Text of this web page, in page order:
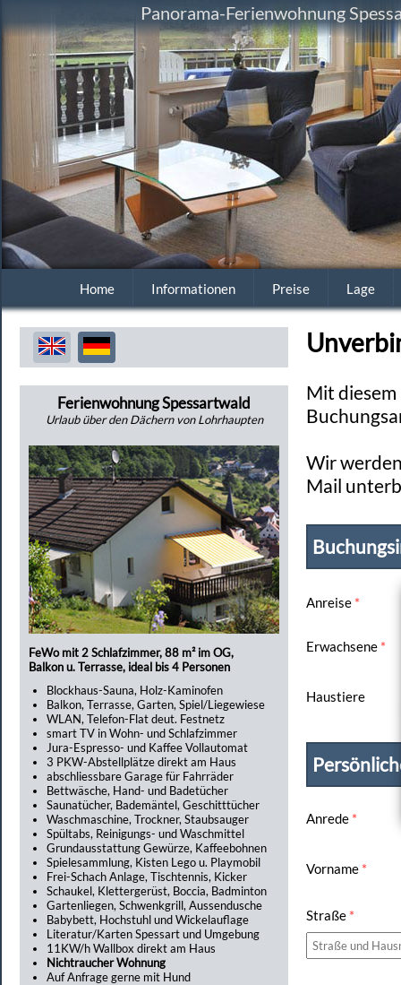
Panorama-Ferienwohnung
Home Informationen Preise Lage
Ferienwohnung Spessartwald
Urlaub über den Dächern von Lohrhaupten
FeWo mit 2 Schlafzimmer, 88 m² im OG,
Balkon u. Terrasse, ideal bis 4 Personen
Blockhaus-Sauna, Holz-Kaminofen
Balkon, Terrasse, Garten, Spiel/Liegewiese
WLAN, Telefon-Flat deut. Festnetz
smart TV in Wohn- und Schlafzimmer
Jura-Espresso- und Kaffee Vollautomat
3 PKW-Abstellplätze direkt am Haus
abschliessbare Garage für Fahrräder
Bettwäsche, Hand- und Badetücher
Saunatücher, Bademäntel, Geschitttücher
Waschmaschine, Trockner, Staubsauger
Spültabs, Reinigungs- und Waschmittel
Grundausstattung Gewürze, Kaffeebohnen
Spielesammlung, Kisten Lego u. Playmobil
Frei-Schach Anlage, Tischtennis, Kicker
Schaukel, Klettergerüst, Boccia, Badminton
Gartenliegen, Schwenkgrill, Aussendusche
Babybett, Hochstuhl und Wickelauflage
Literatur/Karten Spessart und Umgebung
11KW/h Wallbox direkt am Haus
Nichtraucher Wohnung
Auf Anfrage gerne mit Hund
Mit
Wir
Mail
Anreise *
Erwachsene *
Haustiere
Anrede *
Vorname *
Straße *